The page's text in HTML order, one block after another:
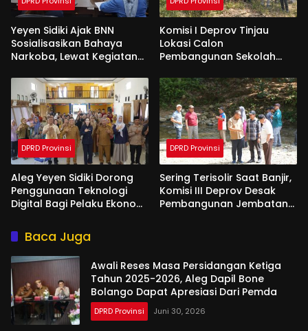
Yeyen Sidiki Ajak BNN
Sosialisasikan Bahaya
Narkoba, Lewat Kegiatan
Komisi I Deprov Tinjau
Lokasi Calon
Pembangunan Sekolah
DPRD Provinsi
Aleg Yeyen Sidiki Dorong
Penggunaan Teknologi
Digital Bagi Pelaku Ekonomi
DPRD Provinsi
Sering Terisolir Saat Banjir,
Komisi III Deprov Desak
Pembangunan Jembatan
Baca Juga
Awali Reses Masa Persidangan Ketiga
Tahun 2025-2026, Aleg Dapil Bone
Bolango Dapat Apresiasi Dari Pemda
DPRD Provinsi Juni 30, 2026